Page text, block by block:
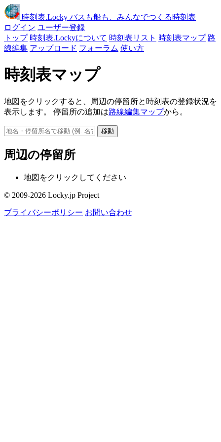
時刻表.Locky バスも船も、みんなでつくる時刻表
ログイン ユーザー登録
トップ 時刻表.Lockyについて 時刻表リスト 時刻表マップ 路
線編集 アップロード フォーラム 使い方
時刻表マップ
地図をクリックすると、周辺の停留所と時刻表の登録状況を
表示します。 停留所の追加は路線編集マップから。
移動
周辺の停留所
地図をクリックしてください
© 2009-2026 Locky.jp Project
プライバシーポリシー お問い合わせ